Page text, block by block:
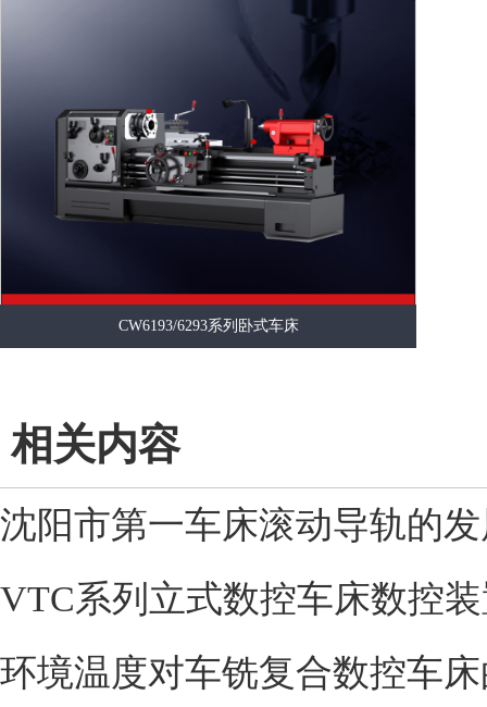
CW6193/6293系列卧式车床
相关内容
沈阳市第一车床滚动导轨的
VTC系列立式数控车床数控
环境温度对车铣复合数控车